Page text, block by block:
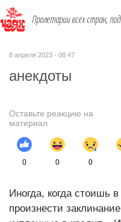
Пролетарии всех стран,
8 апреля 2023 - 08:47
анекдоты
Оставьте реакцию на
материал
0 0 0
Иногда, когда стоишь
произнести